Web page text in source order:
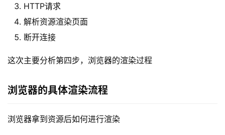
HTTP请求
解析资源渲染页面
断开连接
这次主要分析第四步，浏览器的渲染过程
浏览器的具体渲染流程
浏览器拿到资源后如何进行渲染